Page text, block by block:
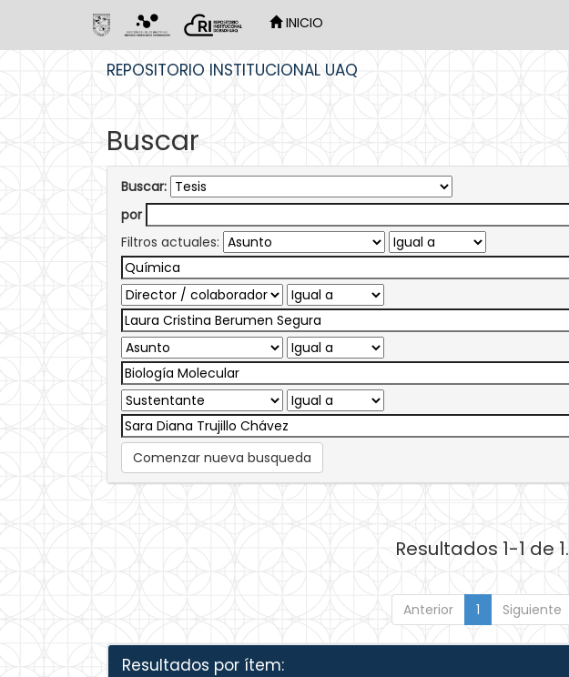
INICIO
REPOSITORIO INSTITUCIONAL UAQ
Buscar
Buscar:
por
Filtros actuales:
Comenzar nueva busqueda
Resultados 1-1 de 1.
Anterior 1 Siguiente
Resultados por ítem: